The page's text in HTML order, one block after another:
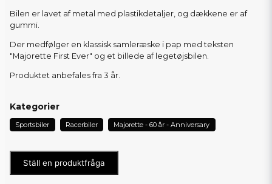
Bilen er lavet af metal med plastikdetaljer, og dækkene er af
gummi.
Der medfølger en klassisk samleræske i pap med teksten
"Majorette First Ever" og et billede af legetøjsbilen.
Produktet anbefales fra 3 år.
Kategorier
Sportsbiler Racerbiler Majorette - 60 år - Anniversary
Ställ en produktfråga